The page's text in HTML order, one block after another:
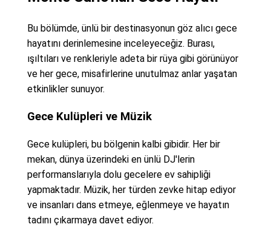
Bu bölümde, ünlü bir destinasyonun göz alıcı gece
hayatını derinlemesine inceleyeceğiz. Burası,
ışıltıları ve renkleriyle adeta bir rüya gibi görünüyor
ve her gece, misafirlerine unutulmaz anlar yaşatan
etkinlikler sunuyor.
Gece Kulüpleri ve Müzik
Gece kulüpleri, bu bölgenin kalbi gibidir. Her bir
mekan, dünya üzerindeki en ünlü DJ'lerin
performanslarıyla dolu gecelere ev sahipliği
yapmaktadır. Müzik, her türden zevke hitap ediyor
ve insanları dans etmeye, eğlenmeye ve hayatın
tadını çıkarmaya davet ediyor.